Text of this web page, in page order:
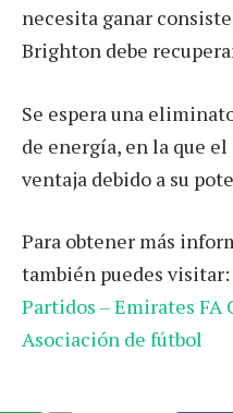
necesita ganar
Brighton debe
Se espera una
de energía, en la que
ventaja debido a su
Para obtener más
también puedes visitar:
Partidos – Emirates FA
Asociación de fútbol